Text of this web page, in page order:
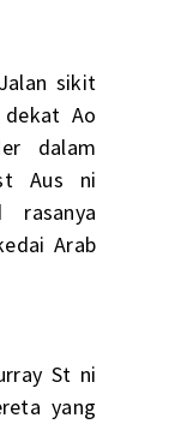
sikit
Ao
dalam
Aus ni
rasanya
Arab
St ni
yang